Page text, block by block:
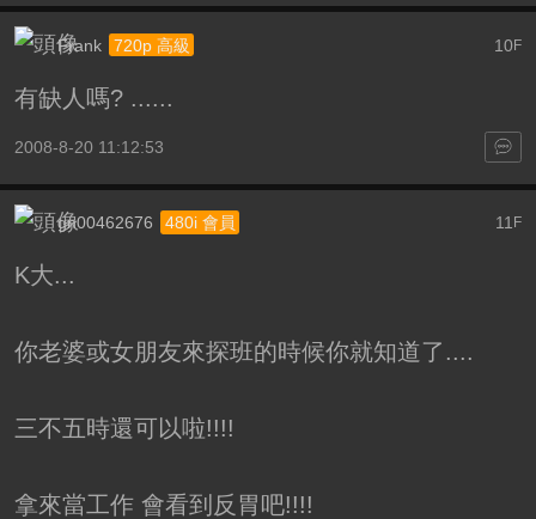
10F
Frank 720p 高級
有缺人嗎? ......
2008-8-20 11:12:53
11 F
gn00462676 480i 會員
K大...
你老婆或女朋友來探班的時候你就知道了....
三不五時還可以啦!!!!
拿來當工作 會看到反胃吧!!!!